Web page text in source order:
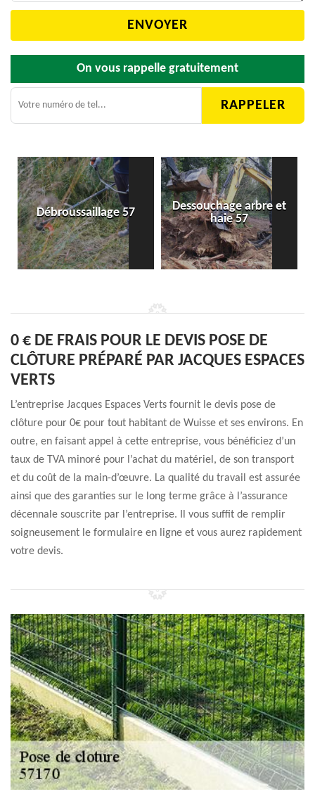
On vous rappelle gratuitement
Débroussaillage 57
Dessouchage arbre et
haie 57
0 € DE FRAIS POUR LE DEVIS POSE DE
CLÔTURE PRÉPARÉ PAR JACQUES ESPACES
VERTS
L’entreprise Jacques Espaces Verts fournit le devis pose de
clôture pour 0€ pour tout habitant de Wuisse et ses environs. En
outre, en faisant appel à cette entreprise, vous bénéficiez d’un
taux de TVA minoré pour l’achat du matériel, de son transport
et du coût de la main-d’œuvre. La qualité du travail est assurée
ainsi que des garanties sur le long terme grâce à l’assurance
décennale souscrite par l’entreprise. Il vous suffit de remplir
soigneusement le formulaire en ligne et vous aurez rapidement
votre devis.